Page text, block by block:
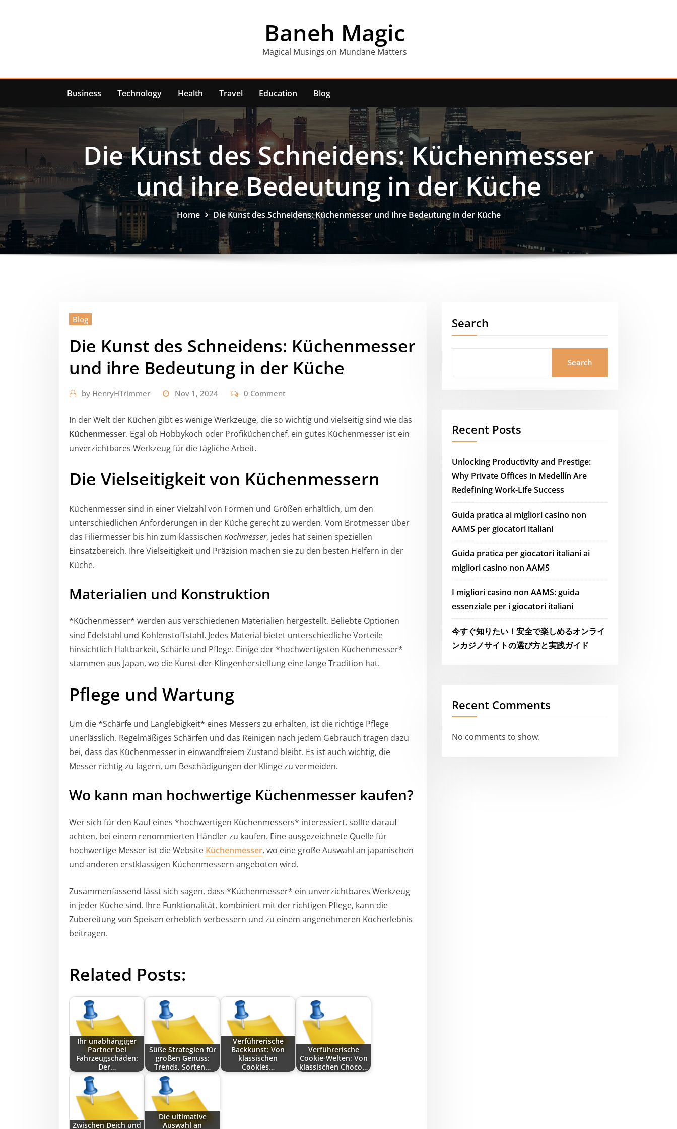
Baneh Magic
Magical Musings on Mundane Matters
Business Technology Health Travel Education Blog
Die Kunst des Schneidens: Küchenmesser
und ihre Bedeutung in der Küche
Home Die Kunst des Schneidens: Küchenmesser und ihre Bedeutung in der Küche
Blog
Die Kunst des Schneidens: Küchenmesser
und ihre Bedeutung in der Küche
by HenryHTrimmer Nov 1, 2024 0 Comment
In der Welt der Küchen gibt es wenige Werkzeuge, die so wichtig und vielseitig sind wie das
Küchenmesser. Egal ob Hobbykoch oder Profiküchenchef, ein gutes Küchenmesser ist ein
unverzichtbares Werkzeug für die tägliche Arbeit.
Die Vielseitigkeit von Küchenmessern
Küchenmesser sind in einer Vielzahl von Formen und Größen erhältlich, um den
unterschiedlichen Anforderungen in der Küche gerecht zu werden. Vom Brotmesser über
das Filiermesser bis hin zum klassischen Kochmesser, jedes hat seinen speziellen
Einsatzbereich. Ihre Vielseitigkeit und Präzision machen sie zu den besten Helfern in der
Küche.
Materialien und Konstruktion
*Küchenmesser* werden aus verschiedenen Materialien hergestellt. Beliebte Optionen
sind Edelstahl und Kohlenstoffstahl. Jedes Material bietet unterschiedliche Vorteile
hinsichtlich Haltbarkeit, Schärfe und Pflege. Einige der *hochwertigsten Küchenmesser*
stammen aus Japan, wo die Kunst der Klingenherstellung eine lange Tradition hat.
Pflege und Wartung
Um die *Schärfe und Langlebigkeit* eines Messers zu erhalten, ist die richtige Pflege
unerlässlich. Regelmäßiges Schärfen und das Reinigen nach jedem Gebrauch tragen dazu
bei, dass das Küchenmesser in einwandfreiem Zustand bleibt. Es ist auch wichtig, die
Messer richtig zu lagern, um Beschädigungen der Klinge zu vermeiden.
Wo kann man hochwertige Küchenmesser kaufen?
Wer sich für den Kauf eines *hochwertigen Küchenmessers* interessiert, sollte darauf
achten, bei einem renommierten Händler zu kaufen. Eine ausgezeichnete Quelle für
hochwertige Messer ist die Website Küchenmesser, wo eine große Auswahl an japanischen
und anderen erstklassigen Küchenmessern angeboten wird.
Zusammenfassend lässt sich sagen, dass *Küchenmesser* ein unverzichtbares Werkzeug
in jeder Küche sind. Ihre Funktionalität, kombiniert mit der richtigen Pflege, kann die
Zubereitung von Speisen erheblich verbessern und zu einem angenehmeren Kocherlebnis
beitragen.
Related Posts:
Ihr unabhängiger
Partner bei
Fahrzeugschäden:
Der…
Süße Strategien für
großen Genuss:
Trends, Sorten…
Verführerische
Backkunst: Von
klassischen
Cookies…
Verführerische
Cookie-Welten: Von
klassischen Choco…
Zwischen Deich und
Die ultimative
Auswahl an
Search
Search
Recent Posts
Unlocking Productivity and Prestige:
Why Private Offices in Medellín Are
Redefining Work-Life Success
Guida pratica ai migliori casino non
AAMS per giocatori italiani
Guida pratica per giocatori italiani ai
migliori casino non AAMS
I migliori casino non AAMS: guida
essenziale per i giocatori italiani
今すぐ知りたい！安全で楽しめるオンライ
ンカジノサイトの選び方と実践ガイド
Recent Comments
No comments to show.